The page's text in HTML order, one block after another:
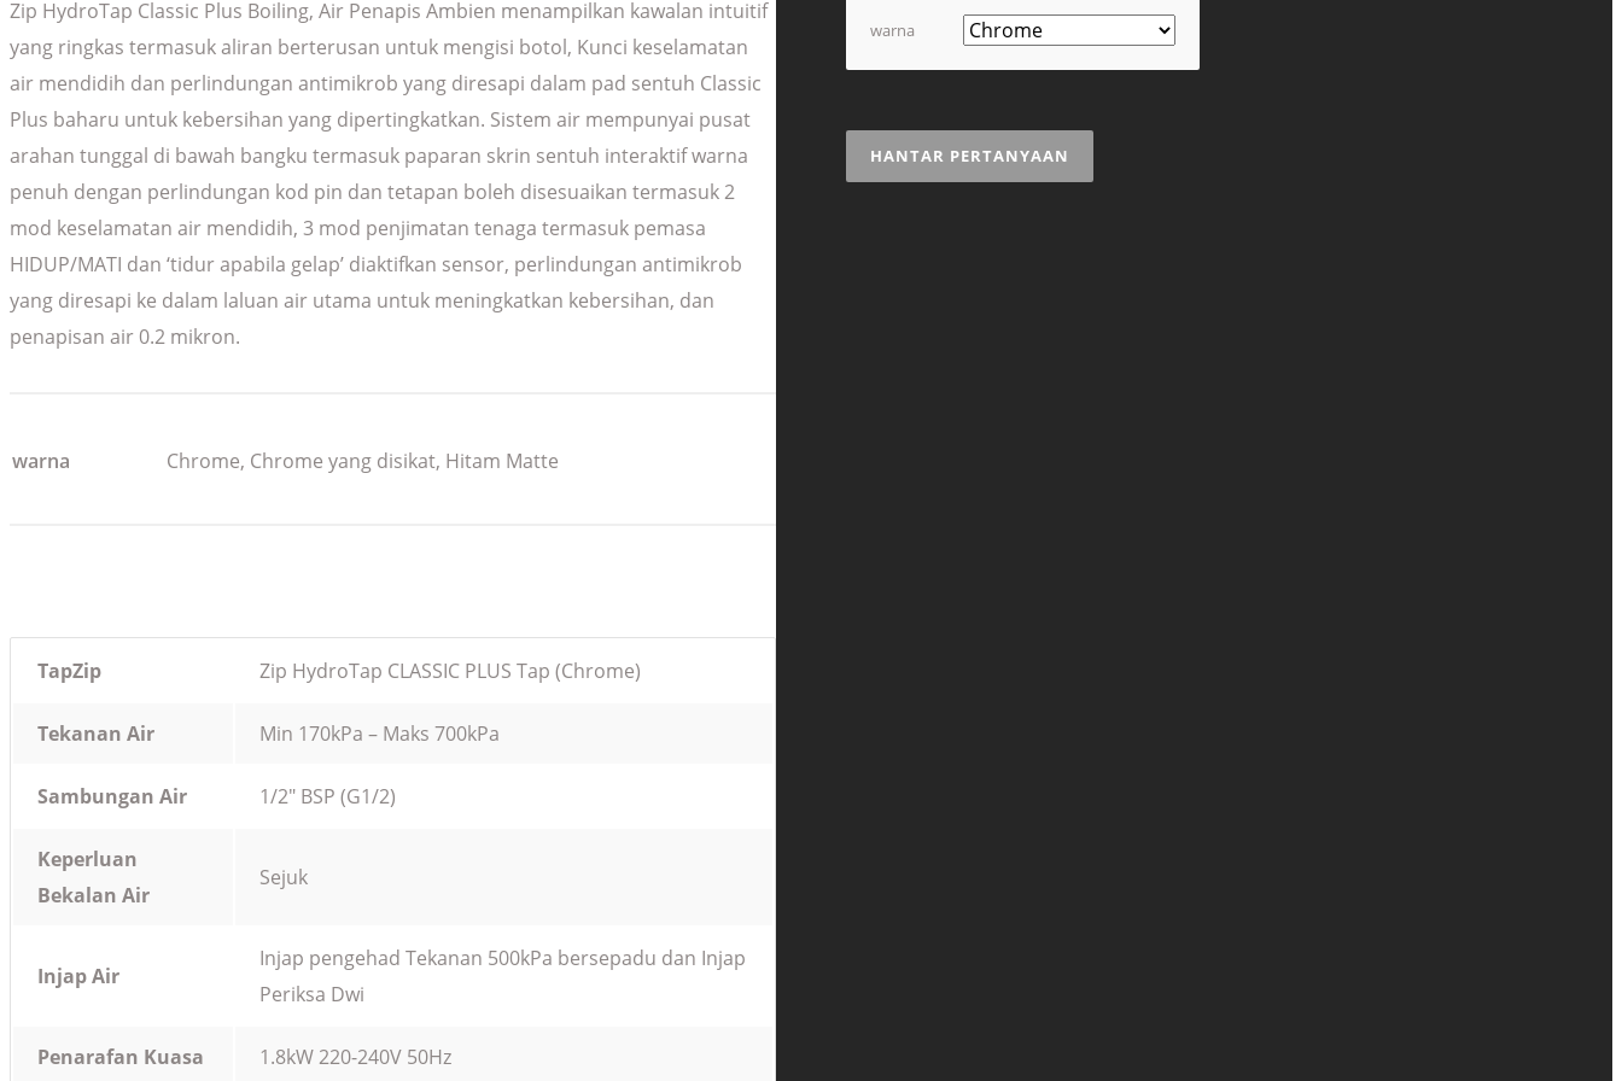
warna
HANTAR PERTANYAAN
Zip HydroTap Classic Plus Boiling, Air Penapis Ambien menampilkan kawalan intuitif
yang ringkas termasuk aliran berterusan untuk mengisi botol, Kunci keselamatan
air mendidih dan perlindungan antimikrob yang diresapi dalam pad sentuh Classic
Plus baharu untuk kebersihan yang dipertingkatkan. Sistem air mempunyai pusat
arahan tunggal di bawah bangku termasuk paparan skrin sentuh interaktif warna
penuh dengan perlindungan kod pin dan tetapan boleh disesuaikan termasuk 2
mod keselamatan air mendidih, 3 mod penjimatan tenaga termasuk pemasa
HIDUP/MATI dan ‘tidur apabila gelap’ diaktifkan sensor, perlindungan antimikrob
yang diresapi ke dalam laluan air utama untuk meningkatkan kebersihan, dan
penapisan air 0.2 mikron.
warna Chrome, Chrome yang disikat, Hitam Matte
TapZip Zip HydroTap CLASSIC PLUS Tap (Chrome)
Tekanan Air Min 170kPa – Maks 700kPa
Sambungan Air 1/2″ BSP (G1/2)
Keperluan
Bekalan Air
Sejuk
Injap Air
Injap pengehad Tekanan 500kPa bersepadu dan Injap
Periksa Dwi
Penarafan Kuasa 1.8kW 220-240V 50Hz